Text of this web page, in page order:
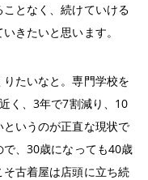
となく、続けていける
きたいと思います。
たいなと。専門学校を
く、3年で7割減り、10
いうのが正直な現状で
、30歳になっても40歳
古着屋は店頭に立ち続